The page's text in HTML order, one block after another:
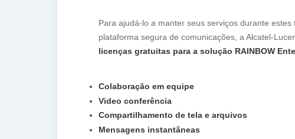
Para ajudá-lo a manter seus serviços durante
plataforma segura de comunicações, a Alcatel-
licenças gratuitas para a solução RAINBOW
Colaboração em equipe
Video conferência
Compartilhamento de tela e arquivos
Mensagens instantâneas